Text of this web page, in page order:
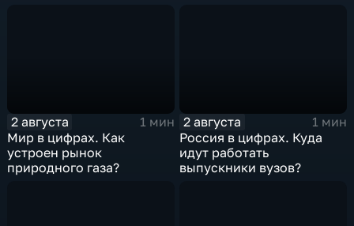
2 августа
1 мин
Мир в цифрах. Как
устроен рынок
природного газа?
2 августа
1 мин
Россия в цифрах. Куда
идут работать
выпускники вузов?